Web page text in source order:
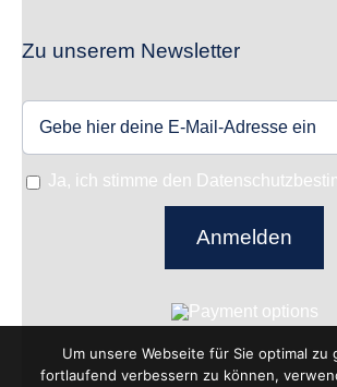
Zu unserem Newsletter
Ja, ich stimme den
Anmelden
Um unsere Webseite für Sie optimal zu
fortlaufend verbessern zu können,